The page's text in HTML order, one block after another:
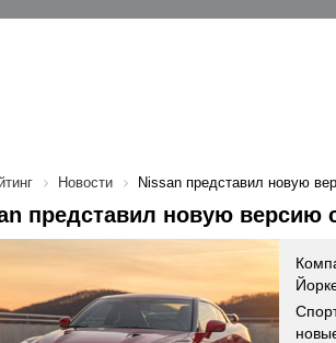
Новости Nissan представил новую
представил новую версию